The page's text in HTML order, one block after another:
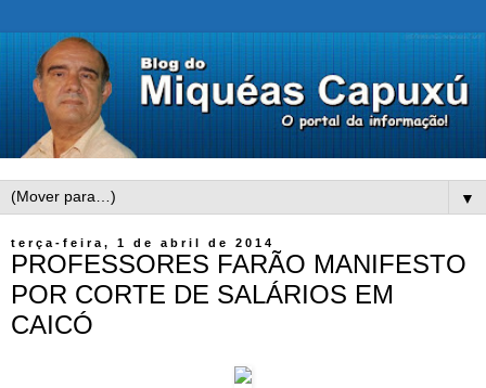
▼
terça-feira, 1 de abril de 2014
PROFESSORES FARÃO MANIFESTO
POR CORTE DE SALÁRIOS EM
CAICÓ